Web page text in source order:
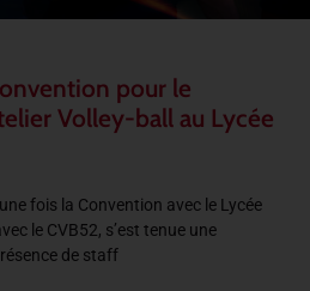
pour le
Volley-ball au Lycée
fois la Convention avec le Lycée
le CVB52, s’est tenue une
de staff